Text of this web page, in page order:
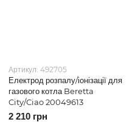
Артикул: 492705
Електрод розпалу/іонізації для
газового котла Beretta
City/Ciao 20049613
2 210 грн